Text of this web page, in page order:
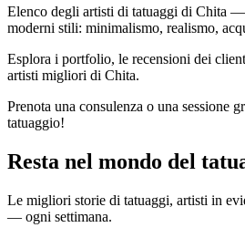
Elenco degli artisti di tatuaggi di Chita
moderni stili: minimalismo, realismo,
Esplora i portfolio, le recensioni dei
artisti migliori di Chita.
Prenota una consulenza o una sessione
tatuaggio!
Resta nel mondo del
Le migliori storie di tatuaggi, artisti in
— ogni settimana.